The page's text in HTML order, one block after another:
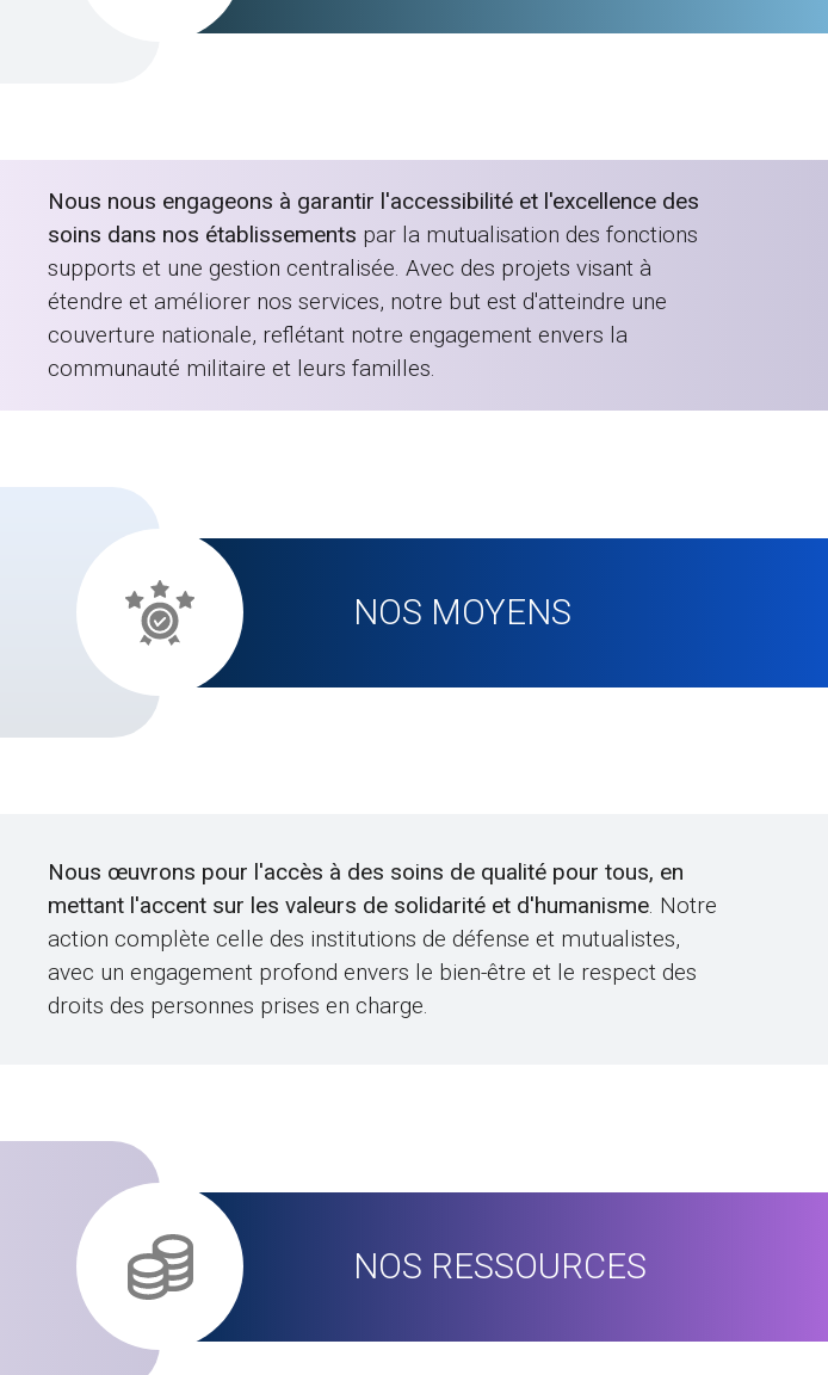
Nous nous engageons à garantir l'accessibilité et l'excellence des
soins dans nos établissements par la mutualisation des fonctions
supports et une gestion centralisée. Avec des projets visant à
étendre et améliorer nos services, notre but est d'atteindre une
couverture nationale, reflétant notre engagement envers la
communauté militaire et leurs familles.
NOS MOYENS
Nous œuvrons pour l'accès à des soins de qualité pour tous, en
mettant l'accent sur les valeurs de solidarité et d'humanisme. Notre
action complète celle des institutions de défense et mutualistes,
avec un engagement profond envers le bien-être et le respect des
droits des personnes prises en charge.
NOS RESSOURCES